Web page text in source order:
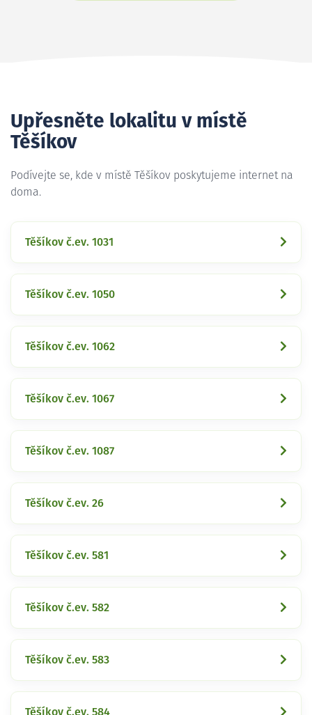
Upřesněte lokalitu v místě
Těšíkov
Podívejte se, kde v místě Těšíkov poskytujeme internet na
doma.
Těšíkov č.ev. 1031
Těšíkov č.ev. 1050
Těšíkov č.ev. 1062
Těšíkov č.ev. 1067
Těšíkov č.ev. 1087
Těšíkov č.ev. 26
Těšíkov č.ev. 581
Těšíkov č.ev. 582
Těšíkov č.ev. 583
Těšíkov č.ev. 584